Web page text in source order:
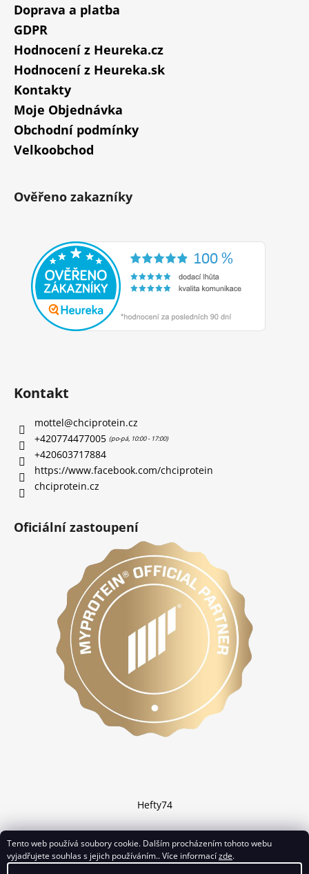
Tento web používá soubory cookie. Dalším procházením tohoto webu
vyjadřujete souhlas s jejich používáním.. Více informacízde.
Doprava a platba
GDPR
Hodnocení z Heureka.cz
Hodnocení z Heureka.sk
Kontakty
Moje Objednávka
Obchodní podmínky
Velkoobchod
Ověřeno zakazníky
Kontakt
mottel@chciprotein.cz
+420774477005
+420603717884
https://www.facebook.com/chciprotein
chciprotein.cz
Oficiální zastoupení
Hefty74